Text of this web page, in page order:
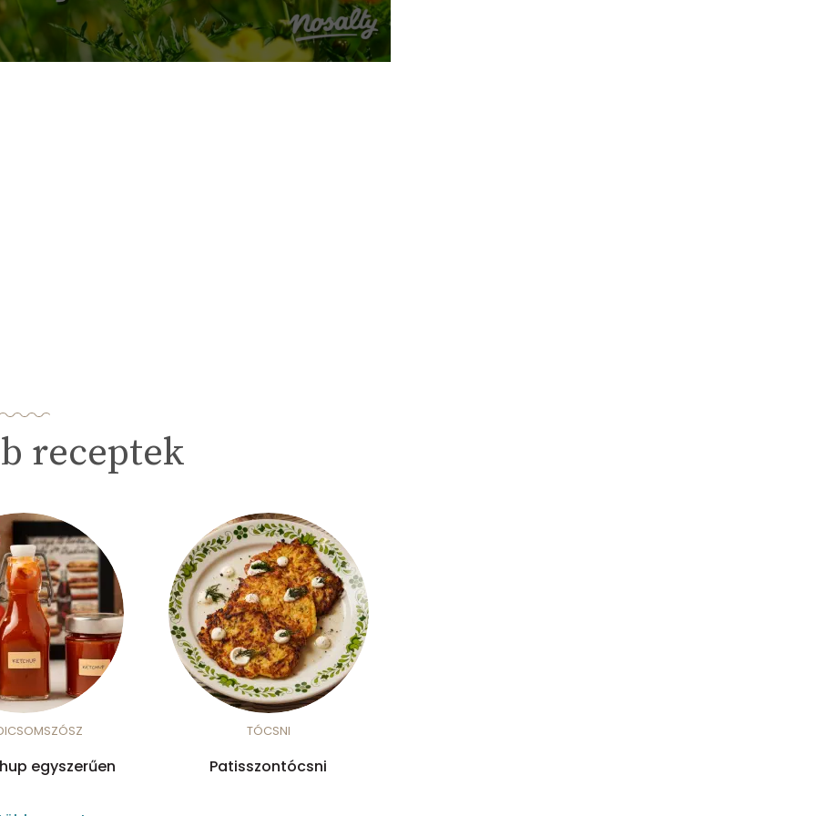
receptek
egyszerűen
TÓCSNI
Patisszontócsni